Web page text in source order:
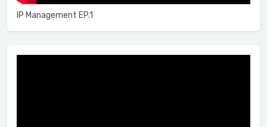
IP Management EP.1